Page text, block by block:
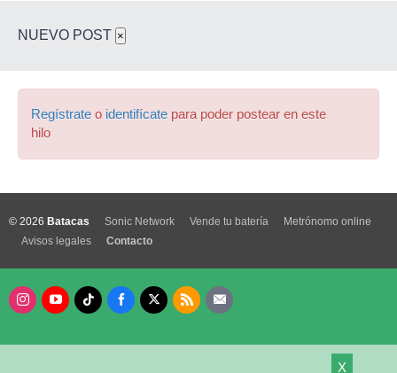
NUEVO POST ×
Regístrate o identifícate para poder postear en este
hilo
X
© 2026 Batacas Sonic Network Vende tu batería
Metrónomo online
Avisos legales
Contacto